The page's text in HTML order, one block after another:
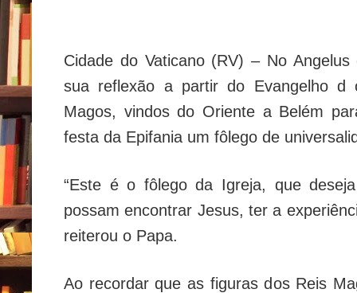
Cidade do Vaticano (RV) – No
sua reflexão a partir do Evangelho d
Magos, vindos do Oriente a Belém
festa da Epifania um fôlego de
“Este é o fôlego da Igreja, que
possam encontrar Jesus, ter a
reiterou o Papa.
Ao recordar que as figuras dos Reis